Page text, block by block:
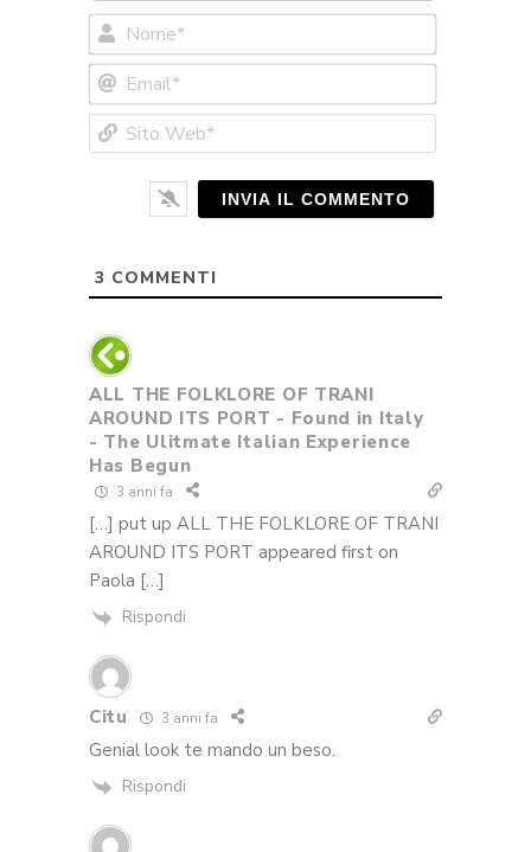
Web*
3 COMMENTI
ALL THE FOLKLORE OF TRANI
AROUND ITS PORT - Found in Italy
- The Ulitmate Italian Experience
Has Begun
3 anni fa
[…] put up ALL THE FOLKLORE OF TRANI
AROUND ITS PORT appeared first on
Paola […]
Rispondi
Citu 3 anni fa
Genial look te mando un beso.
Rispondi